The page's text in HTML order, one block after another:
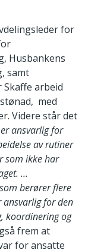
for
Husbankens
samt
Skaffe arbeid
med
Videre står det
ansvarlig for
av rutiner
som ikke har
…
berører flere
for den
koordinering og
frem at
for ansatte